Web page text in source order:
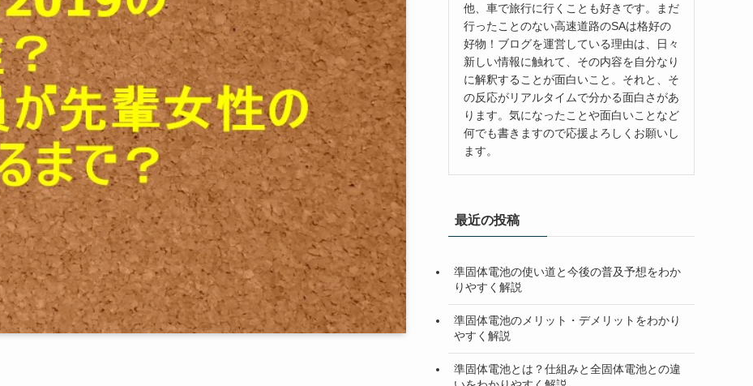
他、車で旅行に行くことも好きです。まだ
行ったことのない高速道路のSAは格好の
好物！ブログを運営している理由は、日々
新しい情報に触れて、その内容を自分なり
に解釈することが面白いこと。それと、そ
の反応がリアルタイムで分かる面白さがあ
ります。気になったことや面白いことなど
何でも書きますので応援よろしくお願いし
ます。
最近の投稿
準固体電池の使い道と今後の普及予想をわか
りやすく解説
準固体電池のメリット・デメリットをわかり
やすく解説
準固体電池とは？仕組みと全固体電池との違